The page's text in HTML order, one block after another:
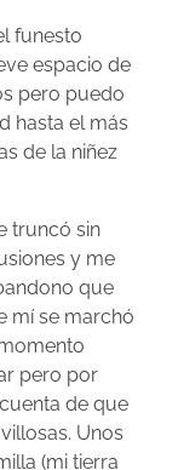
funesto
espacio de
pero puedo
hasta el más
de la niñez
truncó sin
y me
que
mí se marchó
pero por
de que
Unos
(mi tierra